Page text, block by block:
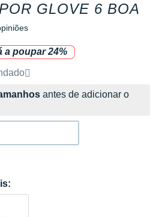
GLOVE 6 BOA
a poupar 24%
pela marca
antes de adicionar o